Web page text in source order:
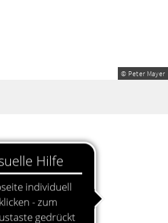
© Peter Mayer